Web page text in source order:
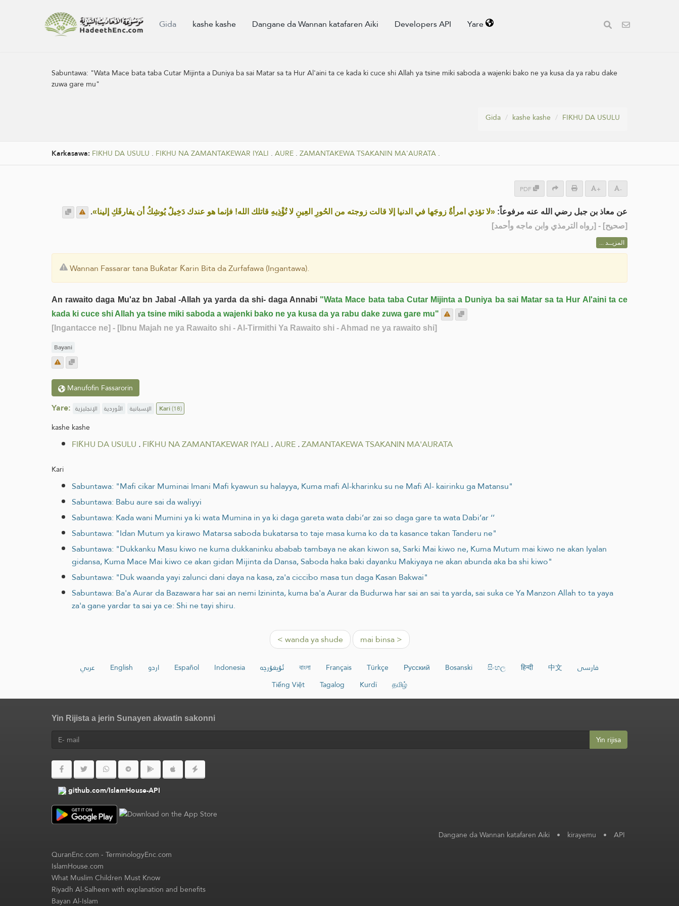
Gida kashe kashe Dangane da Wannan katafaren Aiki Developers API Yare
Sabuntawa: "Wata Mace bata taba Cutar Mijinta a Duniya ba sai Matar sa ta Hur Al'aini ta ce kada ki cuce shi Allah ya tsine miki saboda a wajenki bako ne ya kusa da ya rabu dake
zuwa gare mu"
Gida kashe kashe FIƘHU DA USULU
Karkasawa: FIƘHU DA USULU . FIƘHU NA ZAMANTAKEWAR IYALI . AURE . ZAMANTAKEWA TSAKANIN MA'AURATA .
PDF + -
عن معاذ بن جبل رضي الله عنه مرفوعاً: «لا تؤذي امرأةٌ زوجَها في الدنيا إلا قالت زوجته من الحُورِ العِينِ لا تُؤْذِيهِ قاتلك الله! فإنما هو عندك دَخِيلٌ يُوشِكُ أن يفارقَكِ إلينا».
[صحيح] - [رواه الترمذي وابن ماجه وأحمد]
المزيــد ...
Wannan Fassarar tana Buƙatar Ƙarin Bita da Zurfafawa (Ingantawa).
An rawaito daga Mu'az bn Jabal -Allah ya yarda da shi- daga Annabi "Wata Mace bata taba Cutar Mijinta a Duniya ba sai Matar sa ta Hur Al'aini ta ce
kada ki cuce shi Allah ya tsine miki saboda a wajenki bako ne ya kusa da ya rabu dake zuwa gare mu"
[Ingantacce ne] - [Ibnu Majah ne ya Rawaito shi - Al-Tirmithi Ya Rawaito shi - Ahmad ne ya rawaito shi]
Bayani
Manufofin Fassarorin
Yare: الإنجليزية الأوردية الإسبانية Kari(18)
kashe kashe
FIƘHU DA USULU .FIƘHU NA ZAMANTAKEWAR IYALI .AURE.ZAMANTAKEWA TSAKANIN MA'AURATA
Kari
Sabuntawa: "Mafi cikar Muminai Imani Mafi kyawun su halayya, Kuma mafi Al-kharinku su ne Mafi Al- kairinku ga Matansu"
Sabuntawa: Babu aure sai da waliyyi
Sabuntawa: Kada wani Mumini ya ki wata Mumina in ya ki daga gareta wata dabi’ar zai so daga gare ta wata Dabi’ar ‘’
Sabuntawa: "Idan Mutum ya kirawo Matarsa saboda bukatarsa to taje masa kuma ko da ta kasance takan Tanderu ne"
Sabuntawa: "Dukkanku Masu kiwo ne kuma dukkaninku ababab tambaya ne akan kiwon sa, Sarki Mai kiwo ne, Kuma Mutum mai kiwo ne akan Iyalan
gidansa, Kuma Mace Mai kiwo ce akan gidan Mijinta da Dansa, Saboda haka baki dayanku Makiyaya ne akan abunda aka ba shi kiwo"
Sabuntawa: "Duk waanda yayi zalunci dani daya na kasa, za'a ciccibo masa tun daga Kasan Bakwai"
Sabuntawa: Ba'a Aurar da Bazawara har sai an nemi Izininta, kuma ba'a Aurar da Budurwa har sai an sai ta yarda, sai suka ce Ya Manzon Allah to ta yaya
za'a gane yardar ta sai ya ce: Shi ne tayi shiru.
< wanda ya shude mai binsa >
عربي English اردو Español Indonesia ئۇيغۇرچە বাংলা Français Türkçe Русский Bosanski සිංහල हिन्दी 中文
فارسی
Tiếng Việt
Tagalog Kurdî தமிழ்
Yin Rijista a jerin Sunayen akwatin sakonni
Yin rijisa
github.com/IslamHouse-API
Dangane da Wannan katafaren Aiki • kirayemu • API
QuranEnc.com-TerminologyEnc.com
IslamHouse.com
What Muslim Children Must Know
Riyadh Al-Salheen with explanation and benefits
Bayan Al-Islam